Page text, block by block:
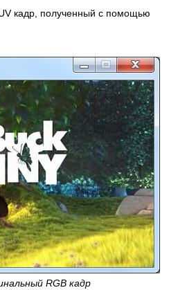
кадр, полученный с помощью
RGB кадр